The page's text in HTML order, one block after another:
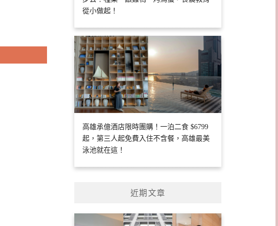
從小做起！
高雄承億酒店限時團購！一泊二食 $6799
起，第三人起免費入住不含餐，高雄最美
泳池就在這！
近期文章